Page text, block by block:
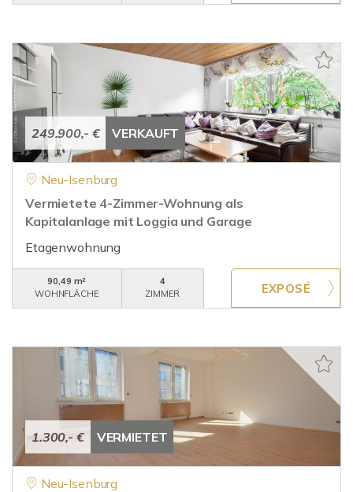
249.900,- € VERKAUFT
Neu-Isenburg
Vermietete 4-Zimmer-Wohnung als
Kapitalanlage mit Loggia und Garage
Etagenwohnung
90,49 m²
WOHNFLÄCHE
4
ZIMMER
1.300,- € VERMIETET
Neu-Isenburg